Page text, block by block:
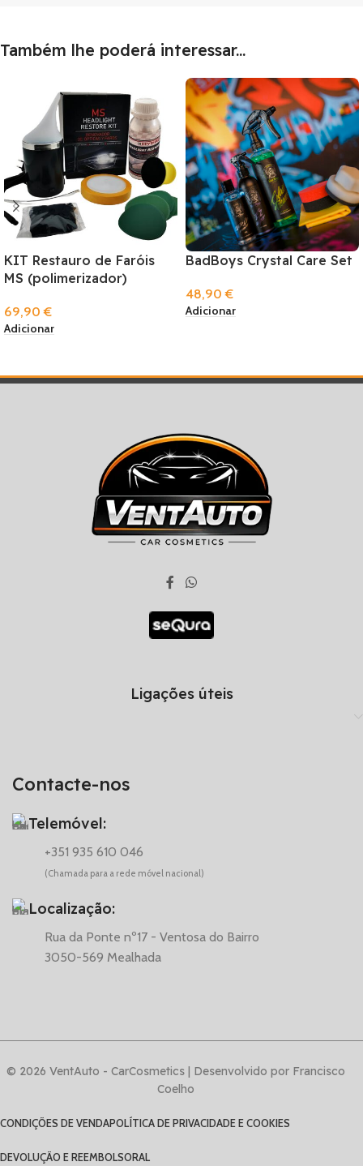
Também lhe poderá interessar...
KIT Restauro de Faróis
MS (polimerizador)
69,90€
Adicionar
BadBoys Crystal Care Set
48,90€
Adicionar
Contacte-nos
Telemóvel:
+351 935 610 046
(Chamada para a rede móvel nacional)
Localização:
Rua da Ponte nº17 - Ventosa do Bairro
3050-569 Mealhada
Ligações úteis
© 2026 VentAuto - CarCosmetics | Desenvolvido por Francisco
Coelho
CONDIÇÕES DE VENDAPOLÍTICA DE PRIVACIDADE E COOKIES
DEVOLUÇÃO E REEMBOLSORAL